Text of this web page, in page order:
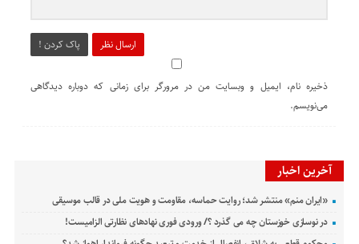
ارسال نظر پاک کردن !
ذخیره نام، ایمیل و وبسایت من در مرورگر برای زمانی که دوباره دیدگاهی
می‌نویسم.
آخرین اخبار
«ایران منم» منتشر شد؛ روایت حماسه، مقاومت و هویت ملی در قالب موسیقی
در نوسازی خوزستان چه می گذرد ؟/ ورودی فوری نهادهای نظارتی الزامیست!